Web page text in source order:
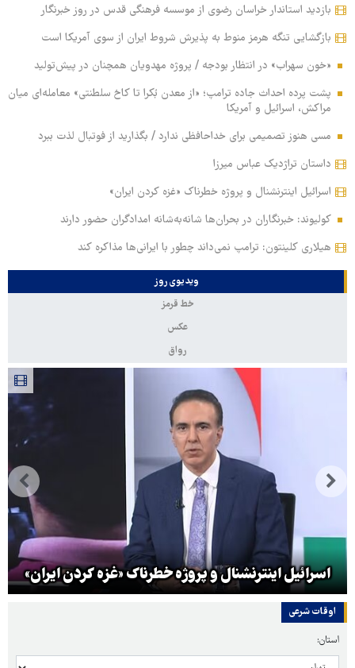
بازدید استاندار خراسان رضوی از موسسه فرهنگی قدس در روز خبرنگار
بازگشایی تنگه هرمز منوط به پذیرش شروط ایران از سوی آمریکا است
«خون سهراب» در انتظار بودجه / پروژه مهدویان همچنان در پیش‌تولید
پشت پرده احداث جاده ترامپ؛ «از معدن بُکرا تا کاخ سلطنتی» معامله‌ای میان
مراکش، اسرائیل و آمریکا
مسی هنوز تصمیمی برای خداحافظی ندارد / بگذارید از فوتبال لذت ببرد
داستان تراژدیک عباس میرزا
اسرائیل اینترنشنال و پروژه خطرناک «غزه کردن ایران»
کولیوند: خبرنگاران در بحران‌ها شانه‌به‌شانه امدادگران حضور دارند
هیلاری کلینتون: ترامپ نمی‌داند چطور با ایرانی‌ها مذاکره کند
ویدیوی روز
خط قرمز
عکس
رواق
اسرائیل اینترنشنال و پروژه خطرناک «غزه کردن ایران»
اوقات شرعی
استان: